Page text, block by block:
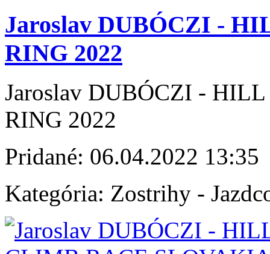
Jaroslav DUBÓCZI -
RING 2022
Jaroslav DUBÓCZI -
RING 2022
Pridané: 06.04.2022 13:35
Kategória: Zostrihy -